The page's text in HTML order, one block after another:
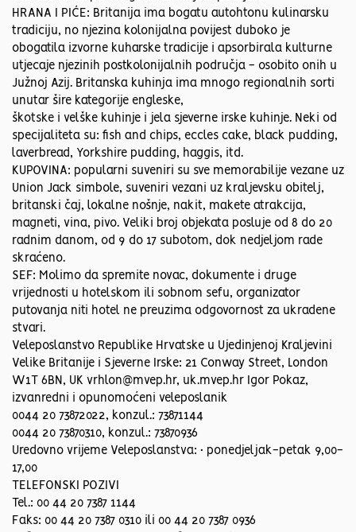
HRANA I PIĆE: Britanija ima bogatu autohtonu kulinarsku
tradiciju, no njezina kolonijalna povijest duboko je
obogatila izvorne kuharske tradicije i apsorbirala kulturne
utjecaje njezinih postkolonijalnih područja - osobito onih u
Južnoj Azij. Britanska kuhinja ima mnogo regionalnih sorti
unutar šire kategorije engleske,
škotske i velške kuhinje i jela sjeverne irske kuhinje. Neki od
specijaliteta su: fish and chips, eccles cake, black pudding,
laverbread, Yorkshire pudding, haggis, itd.
KUPOVINA: popularni suveniri su sve memorabilije vezane uz
Union Jack simbole, suveniri vezani uz kraljevsku obitelj,
britanski čaj, lokalne nošnje, nakit, makete atrakcija,
magneti, vina, pivo. Veliki broj objekata posluje od 8 do 20
radnim danom, od 9 do 17 subotom, dok nedjeljom rade
skraćeno.
SEF: Molimo da spremite novac, dokumente i druge
vrijednosti u hotelskom ili sobnom sefu, organizator
putovanja niti hotel ne preuzima odgovornost za ukradene
stvari.
Veleposlanstvo Republike Hrvatske u Ujedinjenoj Kraljevini
Velike Britanije i Sjeverne Irske: 21 Conway Street, London
W1T 6BN, UK vrhlon@mvep.hr, uk.mvep.hr Igor Pokaz,
izvanredni i opunomoćeni veleposlanik
0044 20 73872022, konzul.: 73871144
0044 20 73870310, konzul.: 73870936
Uredovno vrijeme Veleposlanstva: • ponedjeljak-petak 9,00-
17,00
TELEFONSKI POZIVI
Tel.: 00 44 20 7387 1144
Faks: 00 44 20 7387 0310 ili 00 44 20 7387 0936